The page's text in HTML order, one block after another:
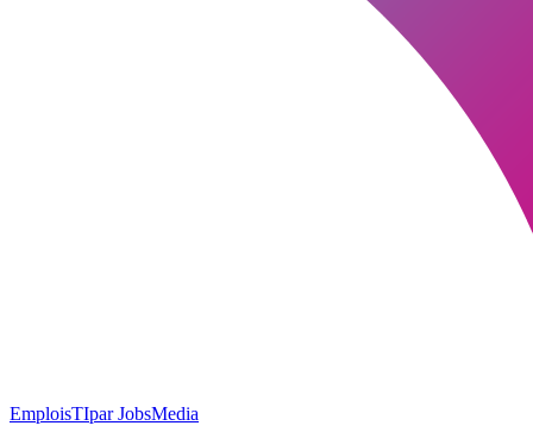
EmploisTIpar JobsMedia